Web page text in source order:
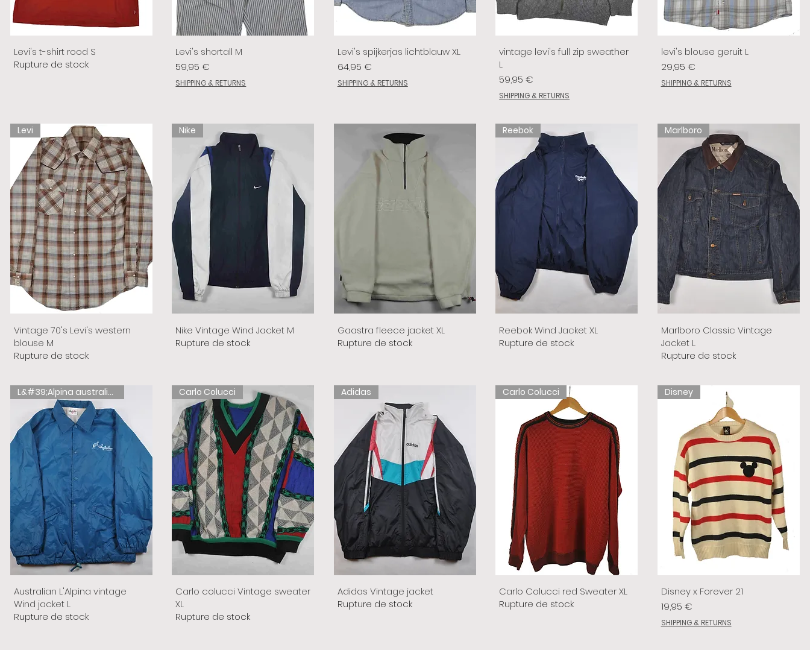
Levi's t-shirt rood S
Rupture de stock
Levi's shortall M
Prix
59,95 €
SHIPPING & RETURNS
Levi's spijkerjas lichtblauw XL
Prix
64,95 €
SHIPPING & RETURNS
vintage levi's full zip sweather
L
Prix
59,95 €
SHIPPING & RETURNS
levi's blouse geruit L
Prix
29,95 €
SHIPPING & RETURNS
Levi
Vintage 70's Levi's western
blouse M
Rupture de stock
Nike
Nike Vintage Wind Jacket M
Rupture de stock
Gaastra fleece jacket XL
Rupture de stock
Reebok
Reebok Wind Jacket XL
Rupture de stock
Marlboro
Marlboro Classic Vintage
Jacket L
Rupture de stock
L&#39;Alpina australienne
Australian L'Alpina vintage
Wind jacket L
Rupture de stock
Carlo Colucci
Carlo colucci Vintage sweater
XL
Rupture de stock
Adidas
Adidas Vintage jacket
Rupture de stock
Carlo Colucci
Carlo Colucci red Sweater XL
Rupture de stock
Disney
Disney x Forever 21
Prix
19,95 €
SHIPPING & RETURNS